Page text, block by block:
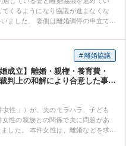
くるようになり協議が進まなくな
ました。 妻側は離婚調停の申立て
した。 【相談後】 受任すると直ぐ
ることなく離婚を成立させることを
のためには、婚姻費用、親権や養育
すべき問題が多数ありましたが、
果、受任から2か月弱で離婚協議書
ました。 【コメント】 解決すべき
う事情もあったため、離婚協議は
果、離婚調停を申し立てられるこ
でした。 弁護士が介入する事案で
んが、事案によっては交渉で離婚
# 離婚協議
成立】離婚・親権・養育費・
判上の和解により合意した事
女性」）が、夫のモラハラ、子ども
性の親族との関係で夫に問題があ
した。 本件女性は、離婚などを求